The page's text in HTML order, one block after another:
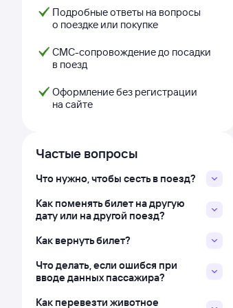
Подробные ответы на вопросы
о поездке или покупке
СМС-сопровождение до посадки
в поезд
Оформление без регистрации
на сайте
Частые вопросы
Что нужно, чтобы сесть в поезд?
Как поменять билет на другую
дату или на другой поезд?
Как вернуть билет?
Что делать, если ошибся при
вводе данных пассажира?
Как перевезти животное